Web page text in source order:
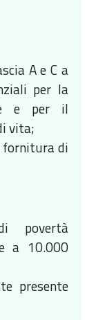
A e C a
per la
e per il
vita;
fornitura di
povertà
a 10.000
presente